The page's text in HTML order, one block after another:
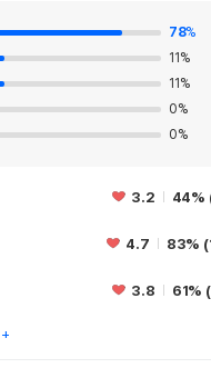
78%
11 %
11 %
0%
0%
3.2 44%
4.7 83%
3.8 61%